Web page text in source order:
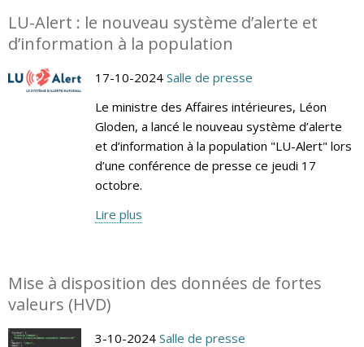
LU-Alert : le nouveau système d’alerte et
d’information à la population
17-10-2024 Salle de presse
Le ministre des Affaires intérieures, Léon
Gloden, a lancé le nouveau système d’alerte
et d’information à la population "LU-Alert" lors
d’une conférence de presse ce jeudi 17
octobre.
Lire plus
Mise à disposition des données de fortes
valeurs (HVD)
3-10-2024 Salle de presse